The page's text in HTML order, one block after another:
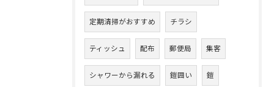
定期清掃がおすすめ チラシ
ティッシュ 配布 郵便局 集客
シャワーから漏れる 鎧囲い 鎧